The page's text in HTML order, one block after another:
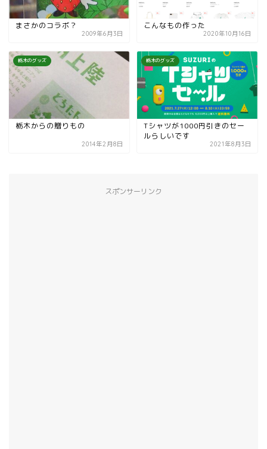
まさかのコラボ？
2009年6月3日
こんなもの作った
2020年10月16日
栃木のグッズ
栃木からの贈りもの
2014年2月8日
栃木のグッズ
Tシャツが1000円引きのセー
ルらしいです
2021年8月3日
スポンサーリンク